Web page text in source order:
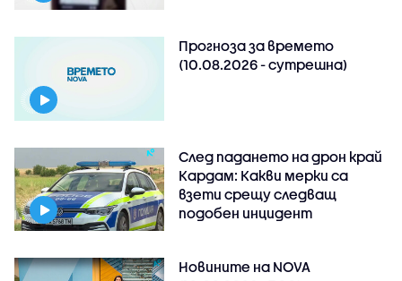
Прогноза за времето
(10.08.2026 - сутрешна)
След падането на дрон край
Кардам: Какви мерки са
взети срещу следващ
подобен инцидент
Новините на NOVA